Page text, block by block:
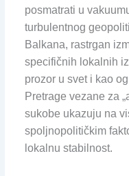
posmatrati u
turbulentnog
Balkana, rastrgan
specifičnih lokalnih
prozor u svet i kao
Pretrage vezane za
sukobe ukazuju na
spoljnopolitičkim
lokalnu stabilnost.